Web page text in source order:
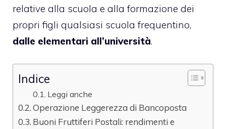
relative alla scuola e alla formazione dei
propri figli qualsiasi scuola frequentino,
dalle elementari all’università.
Indice
Leggi anche
Operazione Leggerezza di Bancoposta
Buoni Fruttiferi Postali: rendimenti e